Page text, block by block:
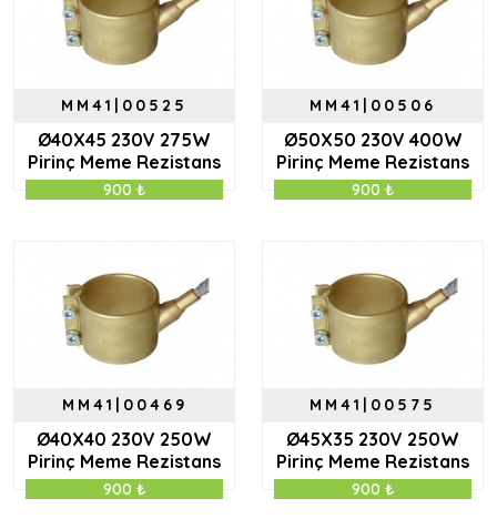
MM41|00525
Ø40X45 230V 275W
Pirinç Meme Rezistans
900 ₺
MM41|00506
Ø50X50 230V 400W
Pirinç Meme Rezistans
900 ₺
MM41|00469
Ø40X40 230V 250W
Pirinç Meme Rezistans
900 ₺
MM41|00575
Ø45X35 230V 250W
Pirinç Meme Rezistans
900 ₺